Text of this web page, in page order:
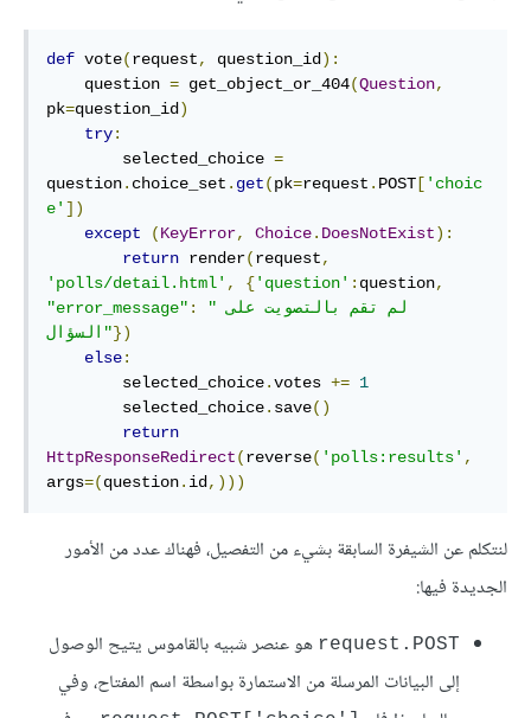
def vote(request, question_id ) :
    question
= get_object_or_404(Question,
pk=question_id )
try:
        selected_choice
=
question. choice_set . get(pk=request . POST [ 'choic
e' ])
except
(KeyError, Choice. DoesNotExist):
return render(request,
'polls/detail.html' , {'question' : question,
"error_message" :
"لم تقم بالتصويت على
السؤال"})
else:
        selected_choice
.votes += 1
        selected_choice
. save()
return
HttpResponseRedirect(reverse( 'polls:results' ,
args=(question. id ,)))
لنتكلم عن الشيفرة السابقة بشيء من التفصيل، فهناك عدد من الأمور
الجديدة فيها:
request.POST هو عنصر شبيه بالقاموس يتيح الوصول
إلى البيانات المرسلة من الاستمارة بواسطة اسم المفتاح، وفي